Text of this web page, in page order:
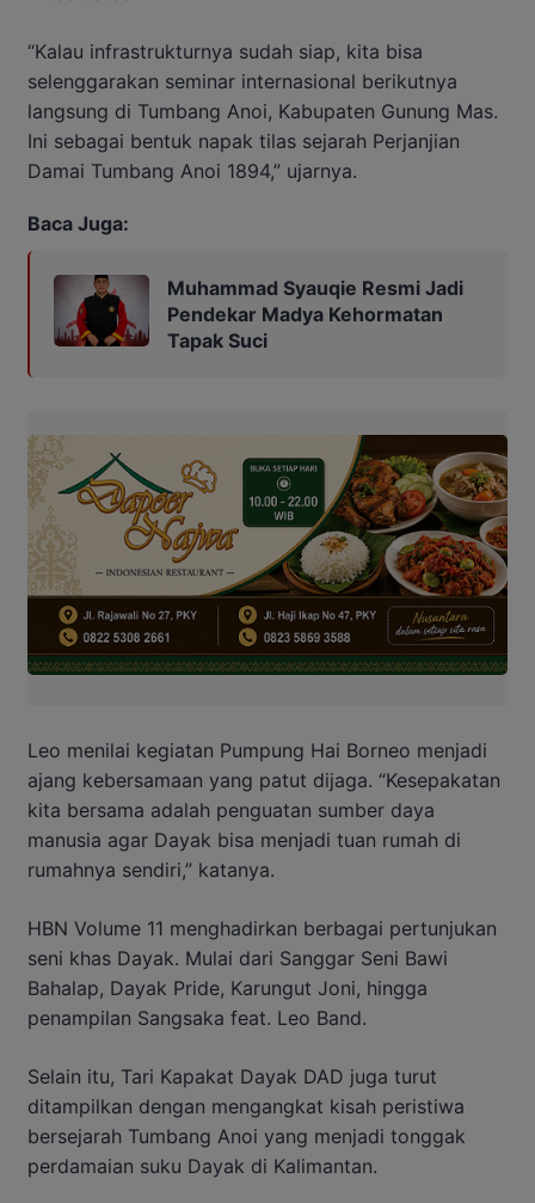
“Kalau infrastrukturnya sudah siap, kita bisa
selenggarakan seminar internasional berikutnya
langsung di Tumbang Anoi, Kabupaten Gunung Mas.
Ini sebagai bentuk napak tilas sejarah Perjanjian
Damai Tumbang Anoi 1894,” ujarnya.
Baca Juga:
Muhammad Syauqie Resmi Jadi
Pendekar Madya Kehormatan
Tapak Suci
Leo menilai kegiatan Pumpung Hai Borneo menjadi
ajang kebersamaan yang patut dijaga. “Kesepakatan
kita bersama adalah penguatan sumber daya
manusia agar Dayak bisa menjadi tuan rumah di
rumahnya sendiri,” katanya.
HBN Volume 11 menghadirkan berbagai pertunjukan
seni khas Dayak. Mulai dari Sanggar Seni Bawi
Bahalap, Dayak Pride, Karungut Joni, hingga
penampilan Sangsaka feat. Leo Band.
Selain itu, Tari Kapakat Dayak DAD juga turut
ditampilkan dengan mengangkat kisah peristiwa
bersejarah Tumbang Anoi yang menjadi tonggak
perdamaian suku Dayak di Kalimantan.